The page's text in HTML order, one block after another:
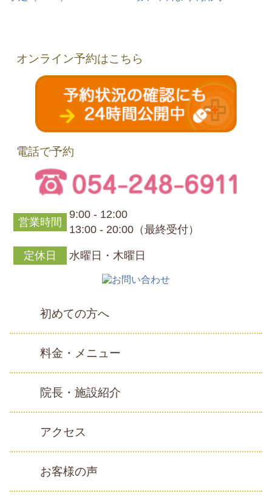
オンライン予約はこちら
電話で予約
営業時間
9:00 - 12:00
13:00 - 20:00（最終受付）
定休日 水曜日・木曜日
初めての方へ
料金・メニュー
院長・施設紹介
アクセス
お客様の声